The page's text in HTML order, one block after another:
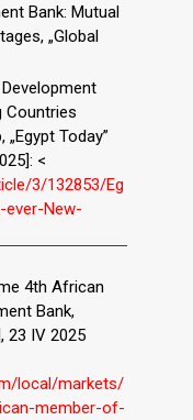
Bank: Mutual
„Global
Countries
Today”
<
3/132853/Eg
ever-New-
4th African
Bank,
23 IV 2025
local/markets/
member-of-